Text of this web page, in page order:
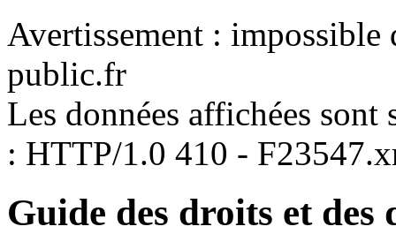
Avertissement : impossible
public.fr
Les données affichées sont
: HTTP/1.0 410 -
Guide des droits et